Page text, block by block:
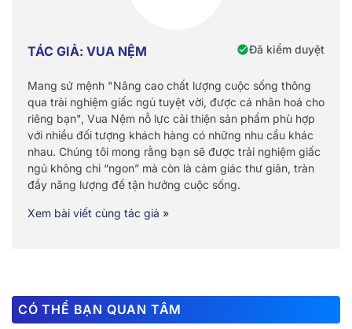
TÁC GIẢ: VUA NỆM Đã kiểm duyệt
Mang sứ mệnh "Nâng cao chất lượng cuộc sống thông
qua trải nghiệm giấc ngủ tuyệt vời, được cá nhân hoá cho
riêng bạn", Vua Nệm nỗ lực cải thiện sản phẩm phù hợp
với nhiều đối tượng khách hàng có những nhu cầu khác
nhau. Chúng tôi mong rằng bạn sẽ được trải nghiệm giấc
ngủ không chỉ “ngon” mà còn là cảm giác thư giãn, tràn
đầy năng lượng để tận hưởng cuộc sống.
Xem bài viết cùng tác giả »
CÓ THỂ BẠN QUAN TÂM